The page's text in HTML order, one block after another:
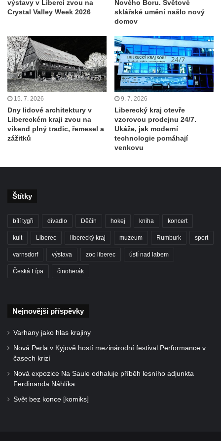
výstavy v Liberci zvou na
Crystal Valley Week 2026
Nového Boru. Světové
sklářské umění našlo nový
domov
15. 7. 2026
Dny lidové architektury v
Libereckém kraji zvou na
víkend plný tradic, řemesel a
zážitků
9. 7. 2026
Liberecký kraj otevře
vzorovou prodejnu 24/7.
Ukáže, jak moderní
technologie pomáhají
venkovu
Štítky
bílí tygři divadlo Děčín hokej kniha koncert
kult Liberec liberecký kraj muzeum Rumburk sport
varnsdorf výstava zoo liberec ústí nad labem
Česká Lípa činoherák
Nejnovější příspěvky
Varhany jako hlas krajiny
Nová Perla v Kyjově hostí mezinárodní festival Performance v
časech krizí
Nová expozice Na Saule odhaluje příběh lesního adjunkta
Ferdinanda Náhlíka
Svět bez konce [komiks]